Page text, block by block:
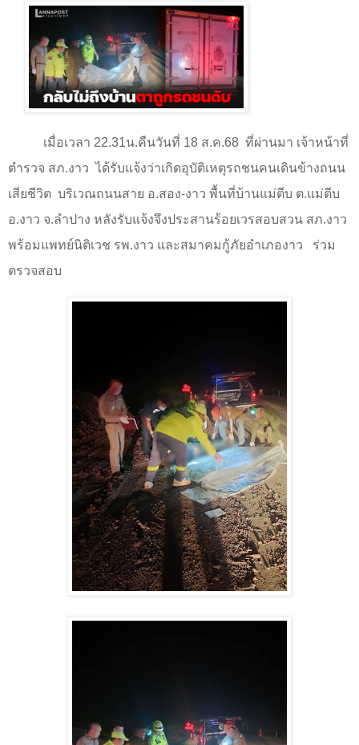
เมื่อเวลา 22.31น.คืนวันที่ 18 ส.ค.68 ที่ผ่านมา เจ้าหน้าที่
ตำรวจ สภ.งาว ได้รับแจ้งว่าเกิดอุบัติเหตุรถชนคนเดินข้างถนน
เสียชีวิต บริเวณถนนสาย อ.สอง-งาว พื้นที่บ้านแม่ตีบ ต.แม่ตีบ
อ.งาว จ.ลำปาง หลังรับแจ้งจึงประสานร้อยเวรสอบสวน สภ.งาว
พร้อมแพทย์นิติเวช รพ.งาว และสมาคมกู้ภัยอำเภองาว
ร่วม
ตรวจสอบ